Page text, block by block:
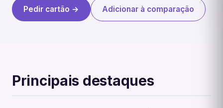
Pedir cartão → Adicionar à comparação
Principais destaques